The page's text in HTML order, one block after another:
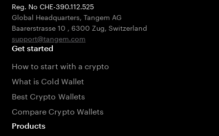
Reg. No CHE-390.112.525
Global Headquarters, Tangem AG
Baarerstrasse 10 , 6300 Zug, Switzerland
support@tangem.com
Get started
How to start with a crypto
What is Cold Wallet
Best Crypto Wallets
Compare Crypto Wallets
Products